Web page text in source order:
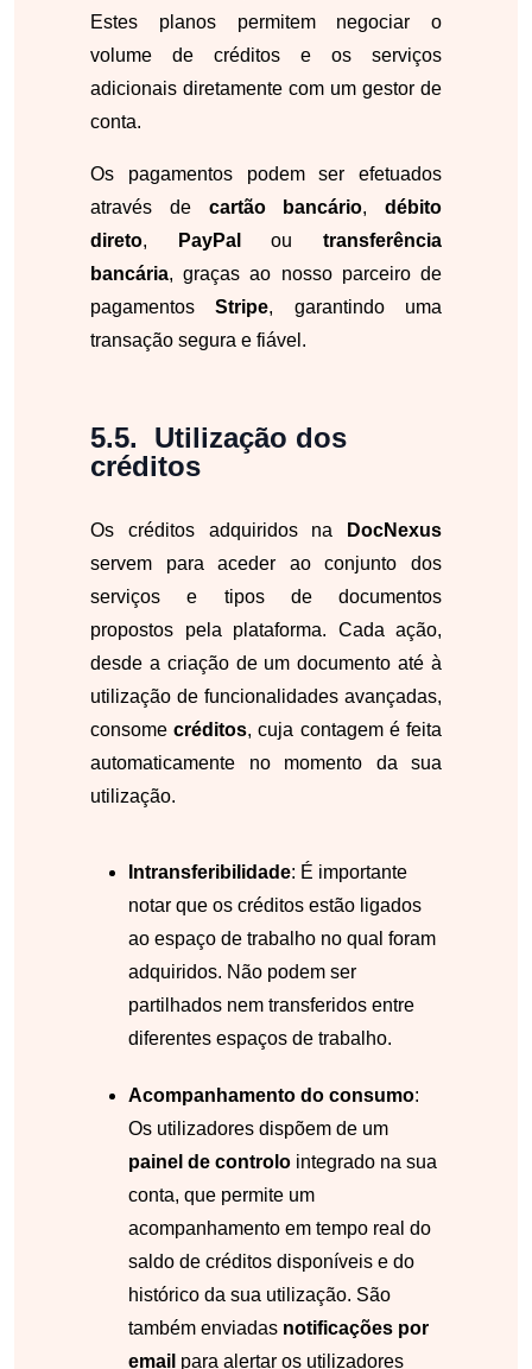
Estes planos permitem negociar o
volume de créditos e os serviços
adicionais diretamente com um gestor de
conta.
Os pagamentos podem ser efetuados
através de cartão bancário, débito
direto, PayPal outransferência
bancária, graças ao nosso parceiro de
pagamentosStripe, garantindo uma
transação segura e fiável.
Utilização dos
créditos
Os créditos adquiridos na
DocNexus
servem para aceder ao conjunto dos
serviços e tipos de documentos
propostos pela plataforma. Cada ação,
desde a criação de um documento até à
utilização de funcionalidades avançadas,
consomecréditos, cuja contagem é feita
automaticamente no momento da sua
utilização.
Intransferibilidade: É importante
notar que os créditos estão ligados
ao espaço de trabalho no qual foram
adquiridos. Não podem ser
partilhados nem transferidos entre
diferentes espaços de trabalho.
Acompanhamento do consumo:
Os utilizadores dispõem de um
painel de controlo integrado na sua
conta, que permite um
acompanhamento em tempo real do
saldo de créditos disponíveis e do
histórico da sua utilização. São
também enviadas notificações por
email para alertar os utilizadores